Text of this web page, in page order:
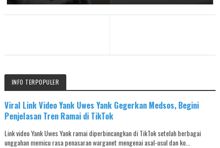
INFO TERPOPULER
Viral Link Video Yank Uwes Yank Gegerkan Medsos, Begini
Penjelasan Tren Ramai di TikTok
Link video Yank Uwes Yank ramai diperbincangkan di TikTok setelah berbagai
unggahan memicu rasa penasaran warganet mengenai asal-usul dan ko...